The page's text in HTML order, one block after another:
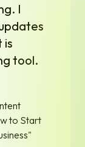
I
is
tool.
to Start